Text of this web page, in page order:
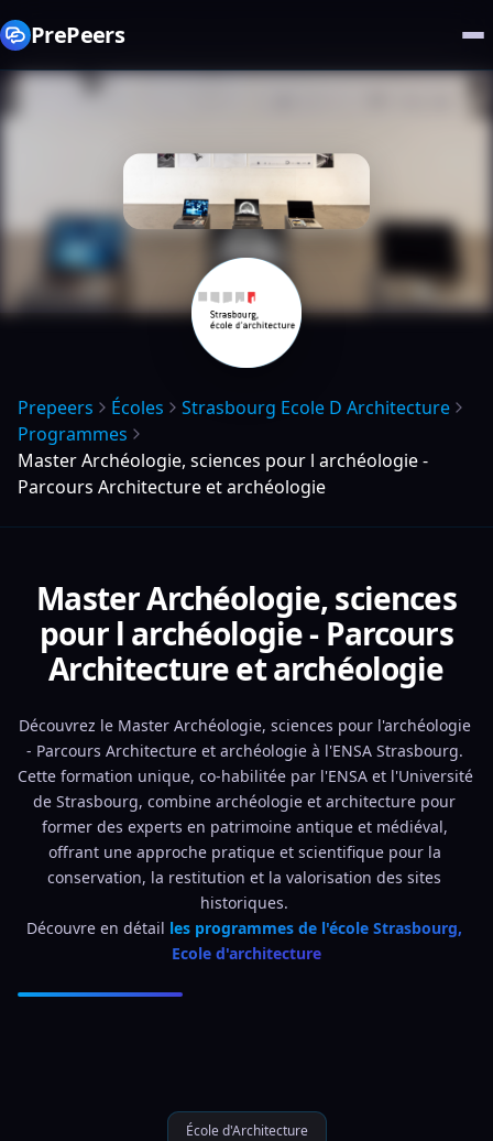
PrePeers
Prepeers Écoles
Strasbourg Ecole D Architecture
Programmes
Master Archéologie, sciences pour l archéologie -
Parcours Architecture et archéologie
Master Archéologie, sciences
pour l archéologie - Parcours
Architecture et archéologie
Découvrez le Master Archéologie, sciences pour l'archéologie
- Parcours Architecture et archéologie à l'ENSA Strasbourg.
Cette formation unique, co-habilitée par l'ENSA et l'Université
de Strasbourg, combine archéologie et architecture pour
former des experts en patrimoine antique et médiéval,
offrant une approche pratique et scientifique pour la
conservation, la restitution et la valorisation des sites
historiques.
Découvre en détail les programmes de l'école Strasbourg,
Ecole d'architecture
École d'Architecture